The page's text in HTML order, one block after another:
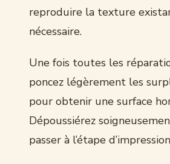
reproduire la texture
nécessaire.
Une fois toutes les
poncez légèrement les
pour obtenir une surface
Dépoussiérez
passer à l’étape